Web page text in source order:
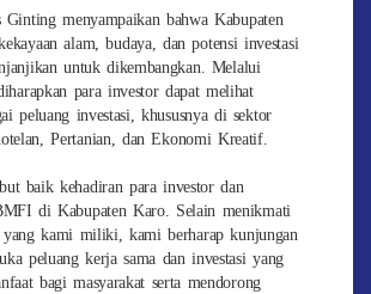
menyampaikan bahwa Kabupaten
alam, budaya, dan potensi investasi
untuk dikembangkan. Melalui
para investor dapat melihat
peluang investasi, khususnya di sektor
Pertanian, dan Ekonomi Kreatif.
baik kehadiran para investor dan
di Kabupaten Karo. Selain menikmati
yang kami miliki, kami berharap kunjungan
peluang kerja sama dan investasi yang
bagi masyarakat serta mendorong